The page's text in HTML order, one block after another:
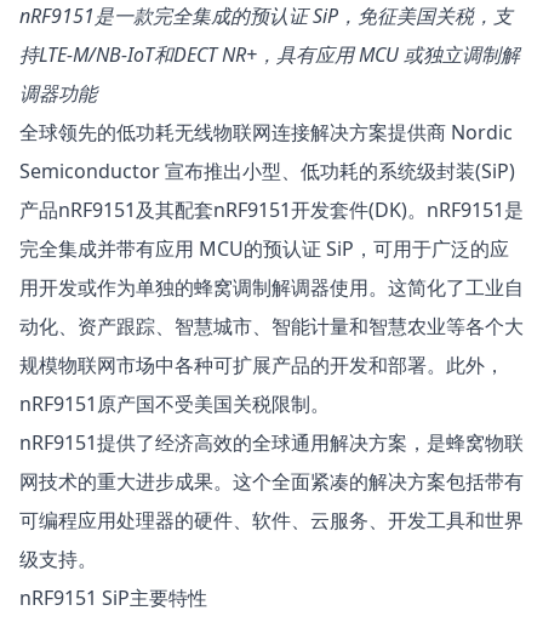
nRF9151是一款完全集成的预认证 SiP，免征美国关税，支
持LTE-M/NB-IoT和DECT NR+，具有应用 MCU 或独立调制解
调器功能
全球领先的低功耗无线物联网连接解决方案提供商 Nordic
Semiconductor 宣布推出小型、低功耗的系统级封装(SiP)
产品nRF9151及其配套nRF9151开发套件(DK)。nRF9151是
完全集成并带有应用 MCU的预认证 SiP，可用于广泛的应
用开发或作为单独的蜂窝调制解调器使用。这简化了工业自
动化、资产跟踪、智慧城市、智能计量和智慧农业等各个大
规模物联网市场中各种可扩展产品的开发和部署。此外，
nRF9151原产国不受美国关税限制。
nRF9151提供了经济高效的全球通用解决方案，是蜂窝物联
网技术的重大进步成果。这个全面紧凑的解决方案包括带有
可编程应用处理器的硬件、软件、云服务、开发工具和世界
级支持。
nRF9151 SiP主要特性